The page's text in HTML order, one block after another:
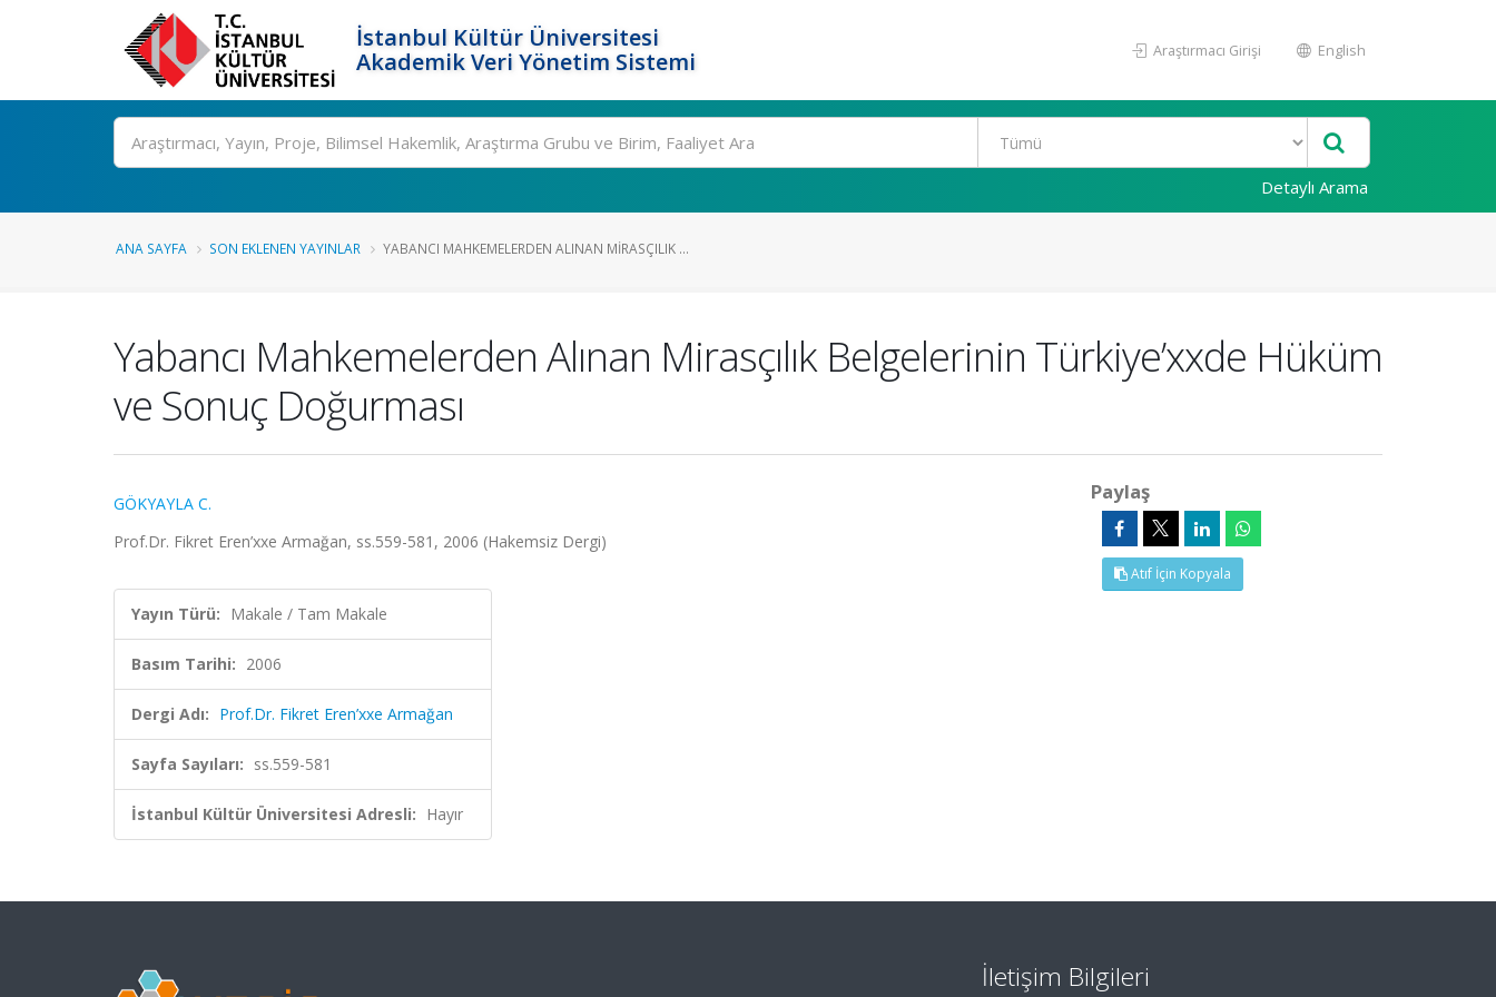
İstanbul Kültür Üniversitesi
Akademik Veri Yönetim Sistemi
Araştırmacı Girişi English
Ara
Detaylı Arama
ANA SAYFA SON EKLENEN YAYINLAR YABANCI MAHKEMELERDEN ALINAN MIRASÇILIK ...
Yabancı Mahkemelerden Alınan Mirasçılık Belgelerinin Türkiye’xxde Hüküm
ve Sonuç Doğurması
GÖKYAYLA C.
Prof.Dr. Fikret Eren’xxe Armağan, ss.559-581, 2006 (Hakemsiz Dergi)
Yayın Türü: Makale / Tam Makale
Basım Tarihi: 2006
Dergi Adı: Prof.Dr. Fikret Eren’xxe Armağan
Sayfa Sayıları: ss.559-581
İstanbul Kültür Üniversitesi Adresli: Hayır
Paylaş
Atıf İçin Kopyala
İletişim Bilgileri